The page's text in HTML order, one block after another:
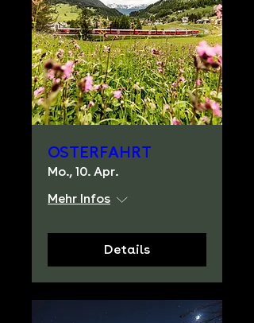
OSTERFAHRT
Mo., 10. Apr.
Mehr Infos
Details